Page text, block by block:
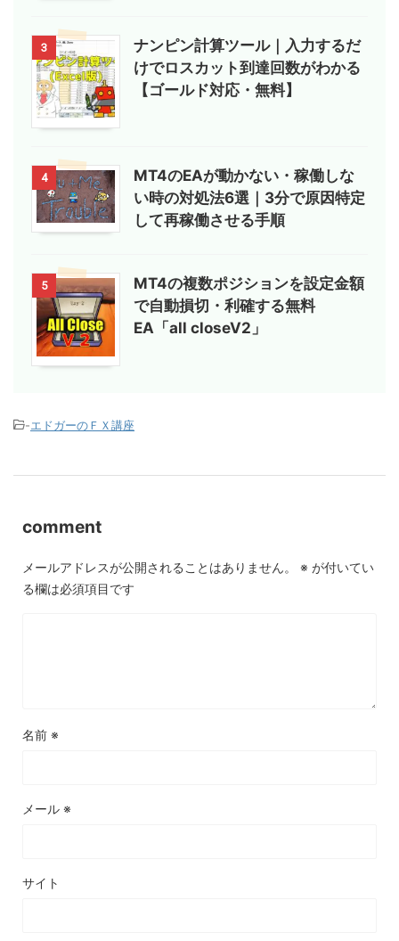
3
ナンピン計算ツール｜入力するだ
けでロスカット到達回数がわかる
【ゴールド対応・無料】
4
MT4のEAが動かない・稼働しな
い時の対処法6選｜3分で原因特定
して再稼働させる手順
5
MT4の複数ポジションを設定金額
で自動損切・利確する無料
EA「all closeV2」
-エドガーのＦＸ講座
comment
メールアドレスが公開されることはありません。 ※ が付いてい
る欄は必須項目です
名前 ※
メール ※
サイト